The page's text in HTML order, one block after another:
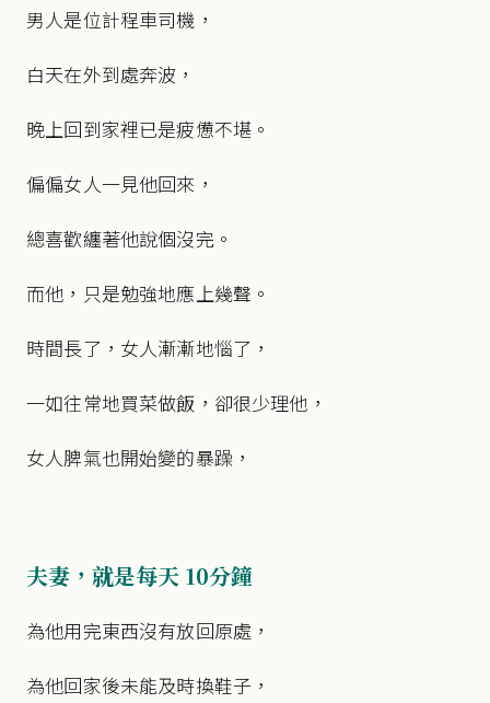
男人是位計程車司機，
白天在外到處奔波，
晚上回到家裡已是疲憊不堪。
偏偏女人一見他回來，
總喜歡纏著他說個沒完。
而他，只是勉強地應上幾聲。
時間長了，女人漸漸地惱了，
一如往常地買菜做飯，卻很少理他，
女人脾氣也開始變的暴躁，
夫妻，就是每天 10分鐘
為他用完東西沒有放回原處，
為他回家後未能及時換鞋子，